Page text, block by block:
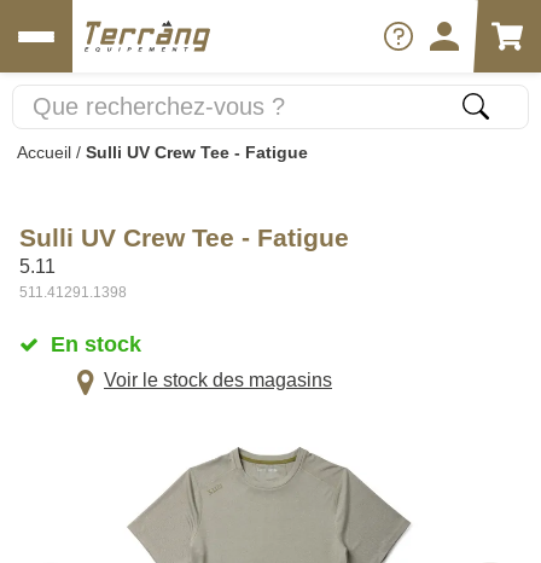
Accueil / Sulli UV Crew Tee - Fatigue
Sulli UV Crew Tee - Fatigue
5.11
511.41291.1398
En stock
Voir le stock des magasins